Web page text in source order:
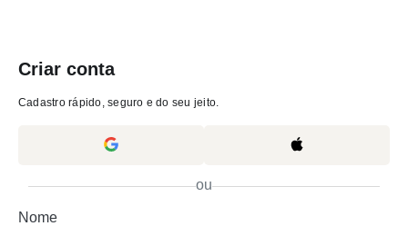
Criar conta
Cadastro rápido, seguro e do seu jeito.
ou
Nome